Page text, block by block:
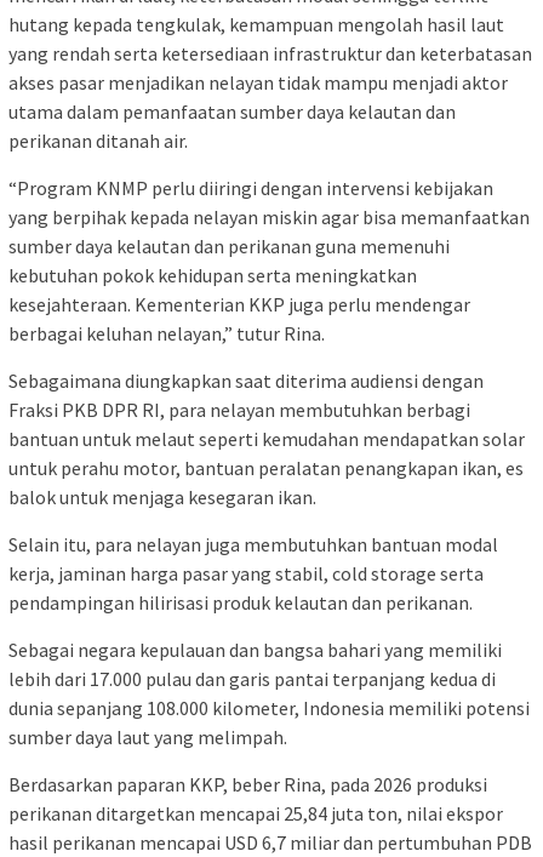
hutang kepada tengkulak, kemampuan mengolah hasil laut
yang rendah serta ketersediaan infrastruktur dan keterbatasan
akses pasar menjadikan nelayan tidak mampu menjadi aktor
utama dalam pemanfaatan sumber daya kelautan dan
perikanan ditanah air.
“Program KNMP perlu diiringi dengan intervensi kebijakan
yang berpihak kepada nelayan miskin agar bisa memanfaatkan
sumber daya kelautan dan perikanan guna memenuhi
kebutuhan pokok kehidupan serta meningkatkan
kesejahteraan. Kementerian KKP juga perlu mendengar
berbagai keluhan nelayan,” tutur Rina.
Sebagaimana diungkapkan saat diterima audiensi dengan
Fraksi PKB DPR RI, para nelayan membutuhkan berbagi
bantuan untuk melaut seperti kemudahan mendapatkan solar
untuk perahu motor, bantuan peralatan penangkapan ikan, es
balok untuk menjaga kesegaran ikan.
Selain itu, para nelayan juga membutuhkan bantuan modal
kerja, jaminan harga pasar yang stabil, cold storage serta
pendampingan hilirisasi produk kelautan dan perikanan.
Sebagai negara kepulauan dan bangsa bahari yang memiliki
lebih dari 17.000 pulau dan garis pantai terpanjang kedua di
dunia sepanjang 108.000 kilometer, Indonesia memiliki potensi
sumber daya laut yang melimpah.
Berdasarkan paparan KKP, beber Rina, pada 2026 produksi
perikanan ditargetkan mencapai 25,84 juta ton, nilai ekspor
hasil perikanan mencapai USD 6,7 miliar dan pertumbuhan PDB